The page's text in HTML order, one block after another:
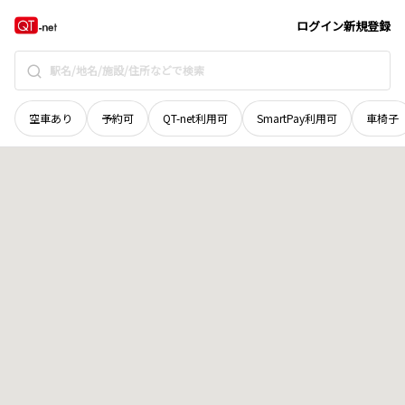
ログイン新規登録
空車あり 予約可 QT-net利用可 SmartPay利用可 車椅子
栃木県